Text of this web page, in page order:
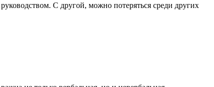
С другой, можно потеряться среди других